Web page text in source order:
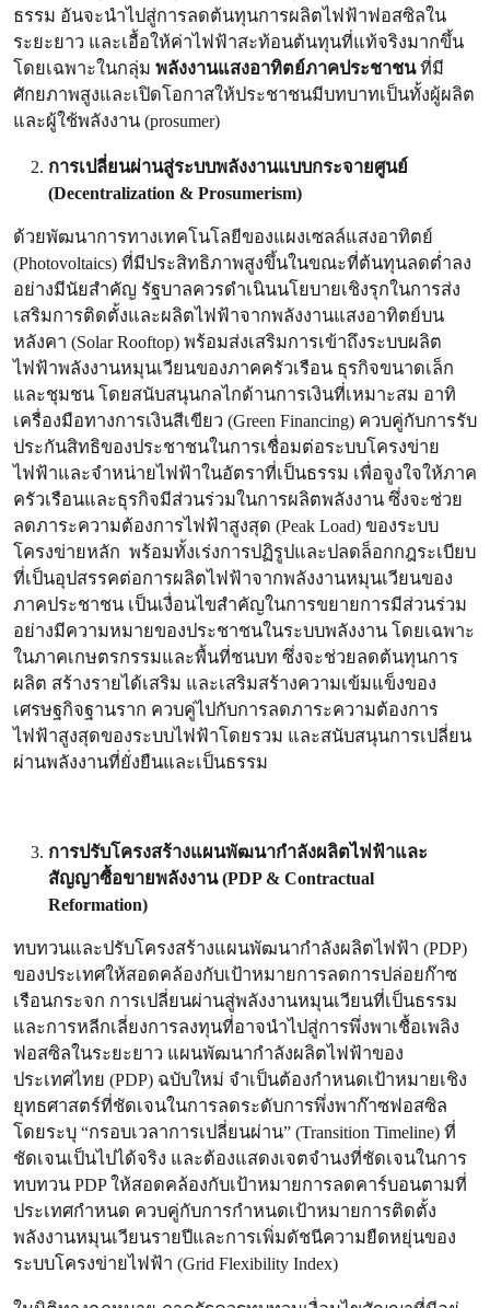
ธรรม อันจะนำไปสู่การลดต้นทุนการผลิตไฟฟ้าฟอสซิลใน
ระยะยาว และเอื้อให้ค่าไฟฟ้าสะท้อนต้นทุนที่แท้จริงมากขึ้น
โดยเฉพาะในกลุ่ม พลังงานแสงอาทิตย์ภาคประชาชนที่มี
ศักยภาพสูงและเปิดโอกาสให้ประชาชนมีบทบาทเป็นทั้งผู้ผลิต
และผู้ใช้พลังงาน (prosumer)
การเปลี่ยนผ่านสู่ระบบพลังงานแบบกระจายศูนย์
(Decentralization & Prosumerism)
ด้วยพัฒนาการทางเทคโนโลยีของแผงเซลล์แสงอาทิตย์
(Photovoltaics) ที่มีประสิทธิภาพสูงขึ้นในขณะที่ต้นทุนลดต่ำลง
อย่างมีนัยสำคัญ รัฐบาลควรดำเนินนโยบายเชิงรุกในการส่ง
เสริมการติดตั้งและผลิตไฟฟ้าจากพลังงานแสงอาทิตย์บน
หลังคา (Solar Rooftop) พร้อมส่งเสริมการเข้าถึงระบบผลิต
ไฟฟ้าพลังงานหมุนเวียนของภาคครัวเรือน ธุรกิจขนาดเล็ก
และชุมชน โดยสนับสนุนกลไกด้านการเงินที่เหมาะสม อาทิ
เครื่องมือทางการเงินสีเขียว (Green Financing) ควบคู่กับการรับ
ประกันสิทธิของประชาชนในการเชื่อมต่อระบบโครงข่าย
ไฟฟ้าและจำหน่ายไฟฟ้าในอัตราที่เป็นธรรม เพื่อจูงใจให้ภาค
ครัวเรือนและธุรกิจมีส่วนร่วมในการผลิตพลังงาน ซึ่งจะช่วย
ลดภาระความต้องการไฟฟ้าสูงสุด (Peak Load) ของระบบ
โครงข่ายหลัก พร้อมทั้งเร่งการปฏิรูปและปลดล็อกกฎระเบียบ
ที่เป็นอุปสรรคต่อการผลิตไฟฟ้าจากพลังงานหมุนเวียนของ
ภาคประชาชน เป็นเงื่อนไขสำคัญในการขยายการมีส่วนร่วม
อย่างมีความหมายของประชาชนในระบบพลังงาน โดยเฉพาะ
ในภาคเกษตรกรรมและพื้นที่ชนบท ซึ่งจะช่วยลดต้นทุนการ
ผลิต สร้างรายได้เสริม และเสริมสร้างความเข้มแข็งของ
เศรษฐกิจฐานราก ควบคู่ไปกับการลดภาระความต้องการ
ไฟฟ้าสูงสุดของระบบไฟฟ้าโดยรวม และสนับสนุนการเปลี่ยน
ผ่านพลังงานที่ยั่งยืนและเป็นธรรม
การปรับโครงสร้างแผนพัฒนากำลังผลิตไฟฟ้าและ
สัญญาซื้อขายพลังงาน (PDP & Contractual
Reformation)
ทบทวนและปรับโครงสร้างแผนพัฒนากำลังผลิตไฟฟ้า (PDP)
ของประเทศให้สอดคล้องกับเป้าหมายการลดการปล่อยก๊าซ
เรือนกระจก การเปลี่ยนผ่านสู่พลังงานหมุนเวียนที่เป็นธรรม
และการหลีกเลี่ยงการลงทุนที่อาจนำไปสู่การพึ่งพาเชื้อเพลิง
ฟอสซิลในระยะยาว แผนพัฒนากำลังผลิตไฟฟ้าของ
ประเทศไทย (PDP) ฉบับใหม่ จำเป็นต้องกำหนดเป้าหมายเชิง
ยุทธศาสตร์ที่ชัดเจนในการลดระดับการพึ่งพาก๊าซฟอสซิล
โดยระบุ “กรอบเวลาการเปลี่ยนผ่าน” (Transition Timeline) ที่
ชัดเจนเป็นไปได้จริง และต้องแสดงเจตจำนงที่ชัดเจนในการ
ทบทวน PDP ให้สอดคล้องกับเป้าหมายการลดคาร์บอนตามที่
ประเทศกำหนด ควบคู่กับการกำหนดเป้าหมายการติดตั้ง
พลังงานหมุนเวียนรายปีและการเพิ่มดัชนีความยืดหยุ่นของ
ระบบโครงข่ายไฟฟ้า (Grid Flexibility Index)